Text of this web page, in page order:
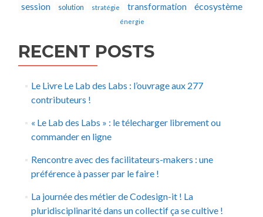
session solution stratégie transformation écosystème
énergie
RECENT POSTS
Le Livre Le Lab des Labs : l’ouvrage aux 277
contributeurs !
« Le Lab des Labs » : le télecharger librement ou
commander en ligne
Rencontre avec des facilitateurs-makers : une
préférence à passer par le faire !
La journée des métier de Codesign-it ! La
pluridisciplinarité dans un collectif ça se cultive !